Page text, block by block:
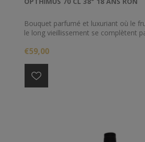
Bouquet parfumé et luxuriant où le
le long vieillissement se complètent
des reflets rouge foncé. Style
et savoureux.
€59,00